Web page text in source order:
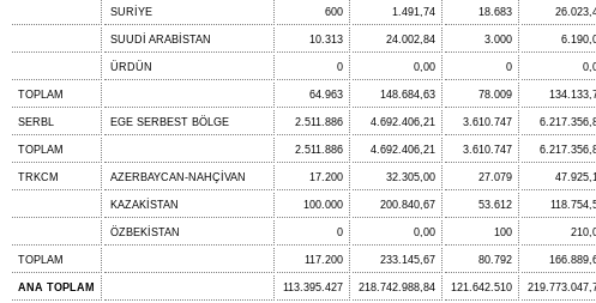
SURİYE 600 1.491,74 18.683
SUUDİ ARABİSTAN 10.313 24.002,84 3.000
ÜRDÜN 0 0,00 0
TOPLAM 64.963 148.684,63 78.009
SERBL EGE SERBEST BÖLGE 2.511.886 4.692.406,21 3.610.747
TOPLAM 2.511.886 4.692.406,21 3.610.747
TRKCM AZERBAYCAN-NAHÇİVAN 17.200 32.305,00 27.079
KAZAKİSTAN 100.000 200.840,67 53.612
ÖZBEKİSTAN 0 0,00 100
TOPLAM 117.200 233.145,67 80.792
ANA TOPLAM 113.395.427 218.742.988,84 121.642.510